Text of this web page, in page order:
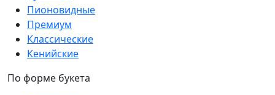
Пионовидные
Премиум
Классические
Кенийские
По форме букета